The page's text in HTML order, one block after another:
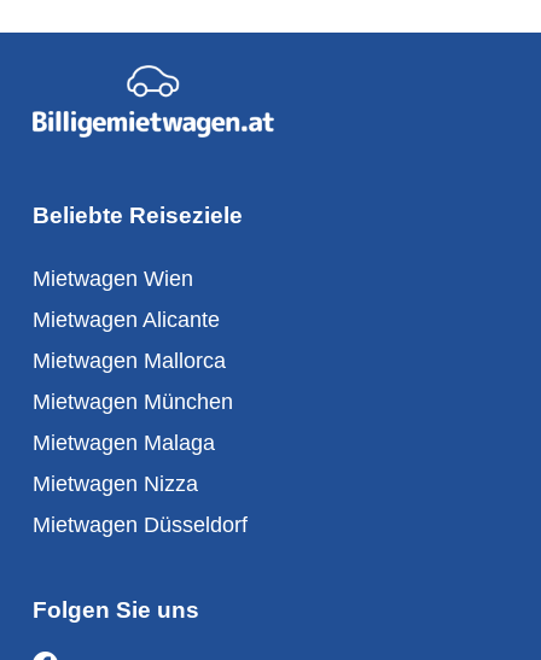
Beliebte Reiseziele
Mietwagen Wien
Mietwagen Alicante
Mietwagen Mallorca
Mietwagen München
Mietwagen Malaga
Mietwagen Nizza
Mietwagen Düsseldorf
Folgen Sie uns